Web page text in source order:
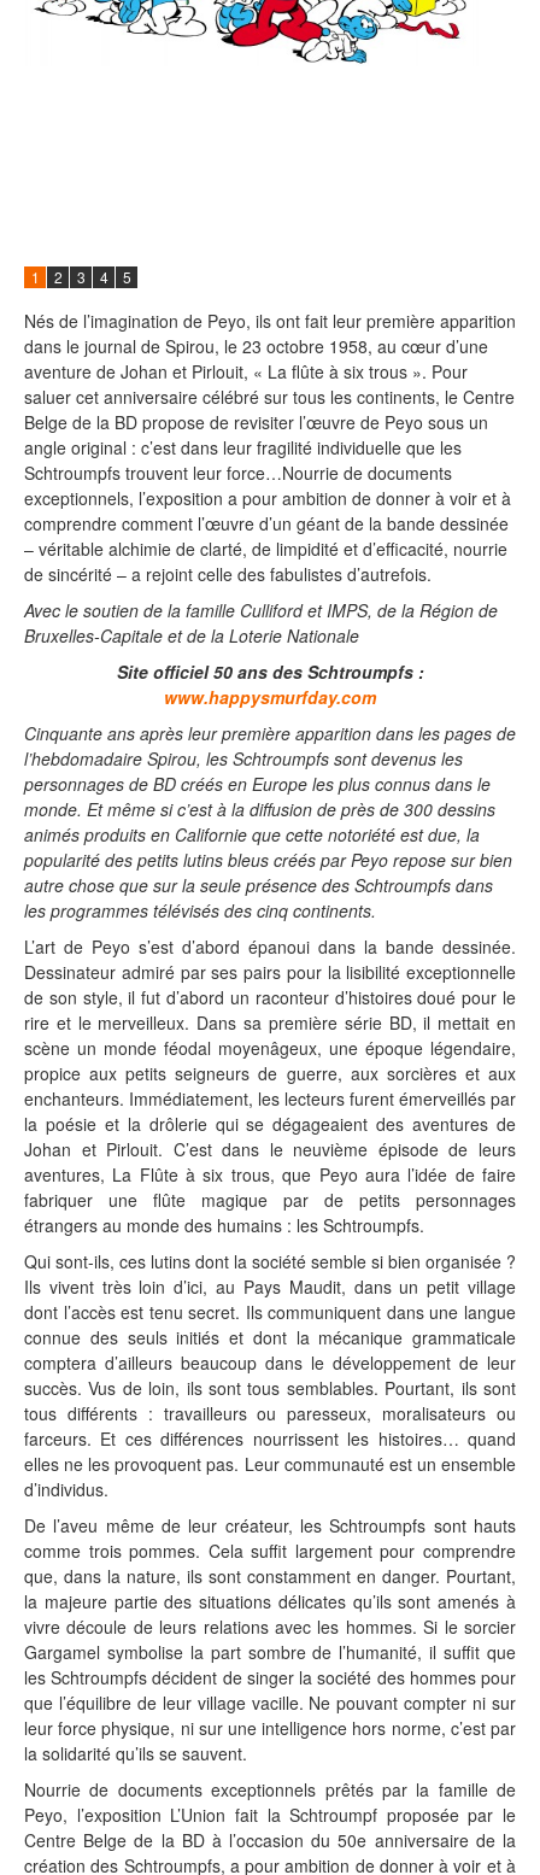
1 2 3 4 5
Nés de l’imagination de Peyo, ils ont fait leur première apparition
dans le journal de Spirou, le 23 octobre 1958, au cœur d’une
aventure de Johan et Pirlouit, « La flûte à six trous ». Pour
saluer cet anniversaire célébré sur tous les continents, le Centre
Belge de la BD propose de revisiter l’œuvre de Peyo sous un
angle original : c’est dans leur fragilité individuelle que les
Schtroumpfs trouvent leur force…Nourrie de documents
exceptionnels, l’exposition a pour ambition de donner à voir et à
comprendre comment l’œuvre d’un géant de la bande dessinée
– véritable alchimie de clarté, de limpidité et d’efficacité, nourrie
de sincérité – a rejoint celle des fabulistes d’autrefois.
Avec le soutien de la famille Culliford et IMPS, de la Région de
Bruxelles-Capitale et de la Loterie Nationale
Site officiel 50 ans des Schtroumpfs :
www.happysmurfday.com
Cinquante ans après leur première apparition dans les pages de
l’hebdomadaire Spirou, les Schtroumpfs sont devenus les
personnages de BD créés en Europe les plus connus dans le
monde. Et même si c’est à la diffusion de près de 300 dessins
animés produits en Californie que cette notoriété est due, la
popularité des petits lutins bleus créés par Peyo repose sur bien
autre chose que sur la seule présence des Schtroumpfs dans
les programmes télévisés des cinq continents.
L’art de Peyo s’est d’abord épanoui dans la bande dessinée.
Dessinateur admiré par ses pairs pour la lisibilité exceptionnelle
de son style, il fut d’abord un raconteur d’histoires doué pour le
rire et le merveilleux. Dans sa première série BD, il mettait en
scène un monde féodal moyenâgeux, une époque légendaire,
propice aux petits seigneurs de guerre, aux sorcières et aux
enchanteurs. Immédiatement, les lecteurs furent émerveillés par
la poésie et la drôlerie qui se dégageaient des aventures de
Johan et Pirlouit. C’est dans le neuvième épisode de leurs
aventures, La Flûte à six trous, que Peyo aura l’idée de faire
fabriquer une flûte magique par de petits personnages
étrangers au monde des humains : les Schtroumpfs.
Qui sont-ils, ces lutins dont la société semble si bien organisée ?
Ils vivent très loin d’ici, au Pays Maudit, dans un petit village
dont l’accès est tenu secret. Ils communiquent dans une langue
connue des seuls initiés et dont la mécanique grammaticale
comptera d’ailleurs beaucoup dans le développement de leur
succès. Vus de loin, ils sont tous semblables. Pourtant, ils sont
tous différents : travailleurs ou paresseux, moralisateurs ou
farceurs. Et ces différences nourrissent les histoires… quand
elles ne les provoquent pas. Leur communauté est un ensemble
d’individus.
De l’aveu même de leur créateur, les Schtroumpfs sont hauts
comme trois pommes. Cela suffit largement pour comprendre
que, dans la nature, ils sont constamment en danger. Pourtant,
la majeure partie des situations délicates qu’ils sont amenés à
vivre découle de leurs relations avec les hommes. Si le sorcier
Gargamel symbolise la part sombre de l’humanité, il suffit que
les Schtroumpfs décident de singer la société des hommes pour
que l’équilibre de leur village vacille. Ne pouvant compter ni sur
leur force physique, ni sur une intelligence hors norme, c’est par
la solidarité qu’ils se sauvent.
Nourrie de documents exceptionnels prêtés par la famille de
Peyo, l’exposition L’Union fait la Schtroumpf proposée par le
Centre Belge de la BD à l’occasion du 50e anniversaire de la
création des Schtroumpfs, a pour ambition de donner à voir et à